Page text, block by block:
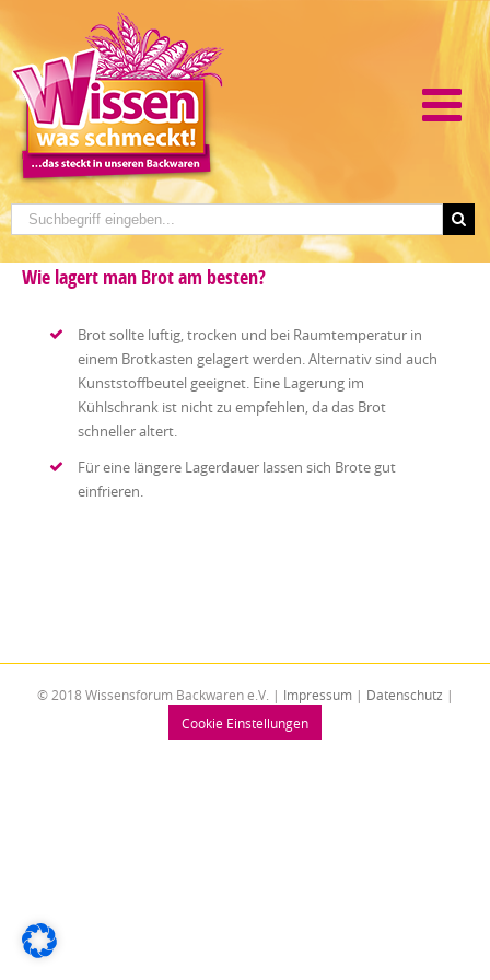
Wie lagert man Brot am besten?
Brot sollte luftig, trocken und bei Raumtemperatur in
einem Brotkasten gelagert werden. Alternativ sind auch
Kunststoffbeutel geeignet. Eine Lagerung im
Kühlschrank ist nicht zu empfehlen, da das Brot
schneller altert.
Für eine längere Lagerdauer lassen sich Brote gut
einfrieren.
© 2018 Wissensforum Backwaren e.V. | Impressum| Datenschutz |
Cookie Einstellungen